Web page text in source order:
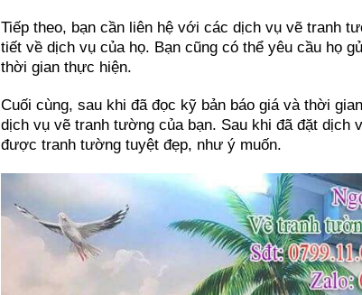
Tiếp theo, bạn cần liên hệ với các dịch vụ vẽ tranh
tiết về dịch vụ của họ. Bạn cũng có thể yêu cầu họ
thời gian thực hiện.
Cuối cùng, sau khi đã đọc kỹ bản báo giá và thời
dịch vụ vẽ tranh tường của bạn. Sau khi đã đặt dịch
được tranh tường tuyệt đẹp, như ý muốn.